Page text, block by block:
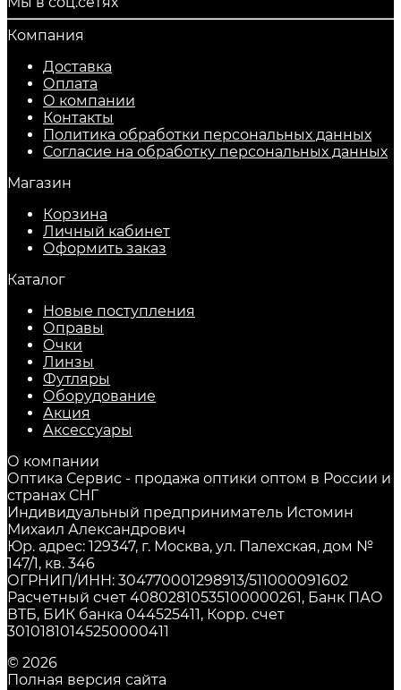
Компания
Доставка
Оплата
О компании
Контакты
Политика обработки персональных данных
Согласие на обработку персональных данных
Магазин
Корзина
Личный кабинет
Оформить заказ
Каталог
Новые поступления
Оправы
Очки
Линзы
Футляры
Оборудование
Акция
Аксессуары
О компании
Оптика Сервис - продажа оптики оптом в России и
странах СНГ
Индивидуальный предприниматель Истомин
Михаил Александрович
Юр. адрес: 129347, г. Москва, ул. Палехская, дом №
147/1, кв. 346
ОГРНИП/ИНН: 304770001298913/511000091602
Расчетный счет 40802810535100000261, Банк ПАО
ВТБ, БИК банка 044525411, Корр. счет
30101810145250000411
© 2026
Полная версия сайта